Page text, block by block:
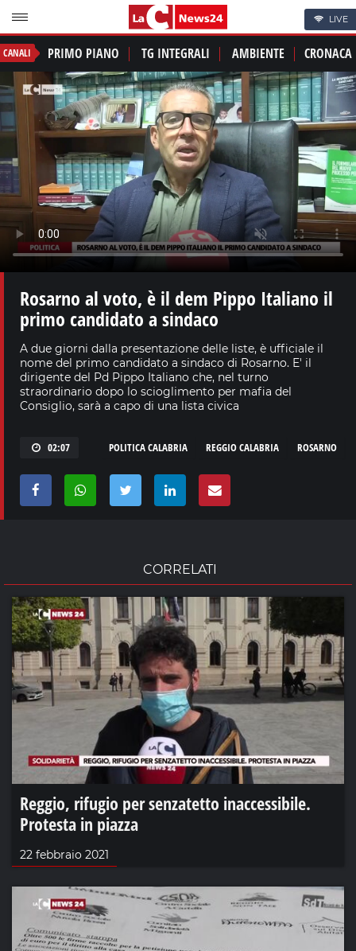
LIVE
CANALI PRIMO PIANO TG INTEGRALI AMBIENTE CRONACA
Rosarno al voto, è il dem Pippo Italiano il
primo candidato a sindaco
A due giorni dalla presentazione delle liste, è ufficiale il
nome del primo candidato a sindaco di Rosarno. E' il
dirigente del Pd Pippo Italiano che, nel turno
straordinario dopo lo scioglimento per mafia del
Consiglio, sarà a capo di una lista civica
02:07 ROSARNO
REGGIO CALABRIA
POLITICA CALABRIA
CORRELATI
Reggio, rifugio per senzatetto inaccessibile.
Protesta in piazza
22 febbraio 2021